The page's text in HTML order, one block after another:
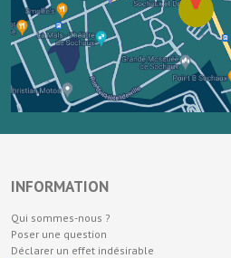
INFORMATION
Qui sommes-nous ?
Poser une question
Déclarer un effet indésirable